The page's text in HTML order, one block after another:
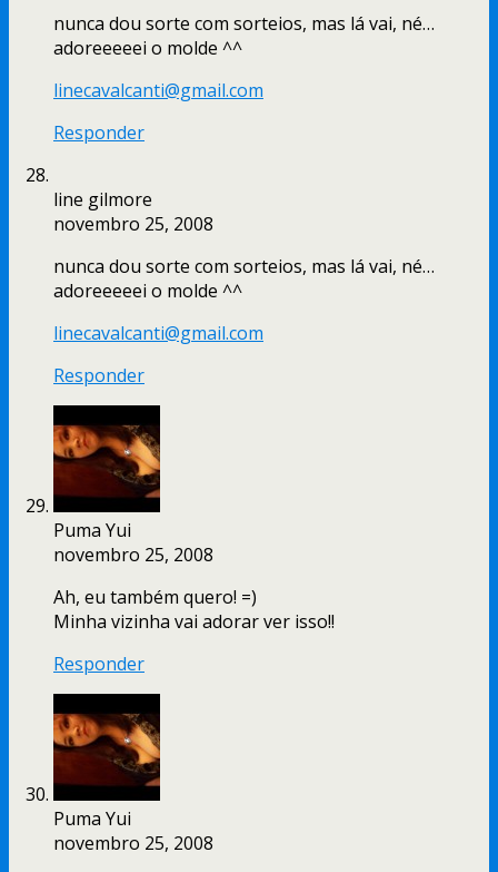
nunca dou sorte com sorteios, mas lá vai, né…
adoreeeeei o molde ^^
linecavalcanti@gmail.com
Responder
line gilmore
novembro 25, 2008
nunca dou sorte com sorteios, mas lá vai, né…
adoreeeeei o molde ^^
linecavalcanti@gmail.com
Responder
Puma Yui
novembro 25, 2008
Ah, eu também quero! =)
Minha vizinha vai adorar ver isso!!
Responder
Puma Yui
novembro 25, 2008